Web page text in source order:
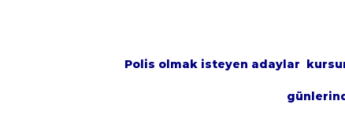
Polis olmak isteyen adaylar